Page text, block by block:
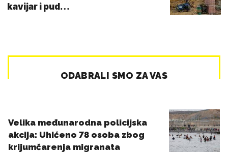
kavijar i pud…